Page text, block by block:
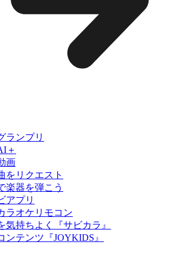
ランプリ
＋
画
をリクエスト
楽器を弾こう
アプリ
ラオケリモコン
気持ちよく『サビカラ』
ンテンツ『JOYKIDS』